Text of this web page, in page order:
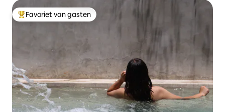
Topfavoriet van gasten
Favoriet van gasten